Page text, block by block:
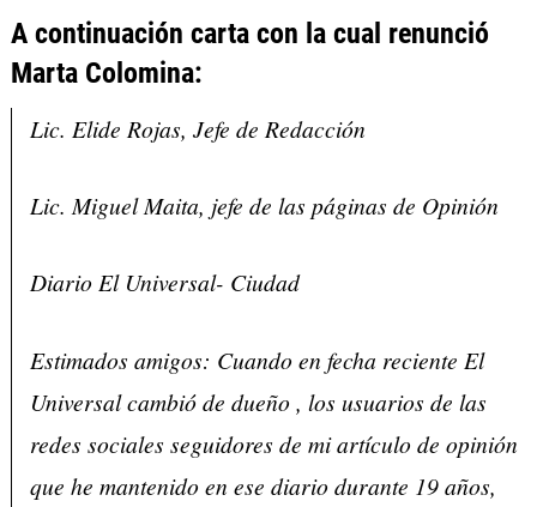
A continuación carta con la cual renunció
Marta Colomina:
Lic. Elide Rojas, Jefe de Redacción
Lic. Miguel Maita, jefe de las páginas de Opinión
Diario El Universal- Ciudad
Estimados amigos: Cuando en fecha reciente El
Universal cambió de dueño , los usuarios de las
redes sociales seguidores de mi artículo de opinión
que he mantenido en ese diario durante 19 años,